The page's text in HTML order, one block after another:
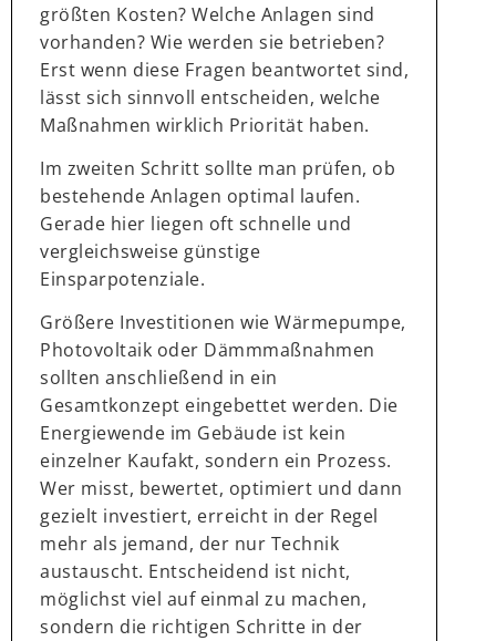
größten Kosten? Welche Anlagen sind
vorhanden? Wie werden sie betrieben?
Erst wenn diese Fragen beantwortet sind,
lässt sich sinnvoll entscheiden, welche
Maßnahmen wirklich Priorität haben.
Im zweiten Schritt sollte man prüfen, ob
bestehende Anlagen optimal laufen.
Gerade hier liegen oft schnelle und
vergleichsweise günstige
Einsparpotenziale.
Größere Investitionen wie Wärmepumpe,
Photovoltaik oder Dämmmaßnahmen
sollten anschließend in ein
Gesamtkonzept eingebettet werden. Die
Energiewende im Gebäude ist kein
einzelner Kaufakt, sondern ein Prozess.
Wer misst, bewertet, optimiert und dann
gezielt investiert, erreicht in der Regel
mehr als jemand, der nur Technik
austauscht. Entscheidend ist nicht,
möglichst viel auf einmal zu machen,
sondern die richtigen Schritte in der